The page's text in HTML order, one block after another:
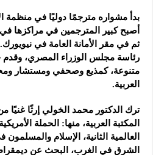
بدأ مشواره مترجمًا دوليًا في منظمة
أصبح كبير المترجمين في مراكزها في
ثم في مقر الأمانة العامة في
رئاسة مجلس الوزراء المصري، وقدم
متنوعة، كمذيع وصحفي ومستشار
العربية.
ترك الدكتور محمد الخولي إرثًا غنيًا
المكتبة العربية، منها: الحملة
العالمية الثانية، الإسلام
الشرق في الغرب، البحث عن